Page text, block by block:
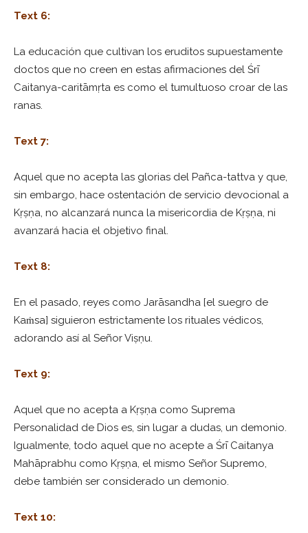
Text 6:
La educación que cultivan los eruditos supuestamente
doctos que no creen en estas afirmaciones del Śrī
Caitanya-caritāmṛta es como el tumultuoso croar de las
ranas.
Text 7:
Aquel que no acepta las glorias del Pañca-tattva y que,
sin embargo, hace ostentación de servicio devocional a
Kṛṣṇa, no alcanzará nunca la misericordia de Kṛṣṇa, ni
avanzará hacia el objetivo final.
Text 8:
En el pasado, reyes como Jarāsandha [el suegro de
Kaṁsa] siguieron estrictamente los rituales védicos,
adorando así al Señor Viṣṇu.
Text 9:
Aquel que no acepta a Kṛṣṇa como Suprema
Personalidad de Dios es, sin lugar a dudas, un demonio.
Igualmente, todo aquel que no acepte a Śrī Caitanya
Mahāprabhu como Kṛṣṇa, el mismo Señor Supremo,
debe también ser considerado un demonio.
Text 10: